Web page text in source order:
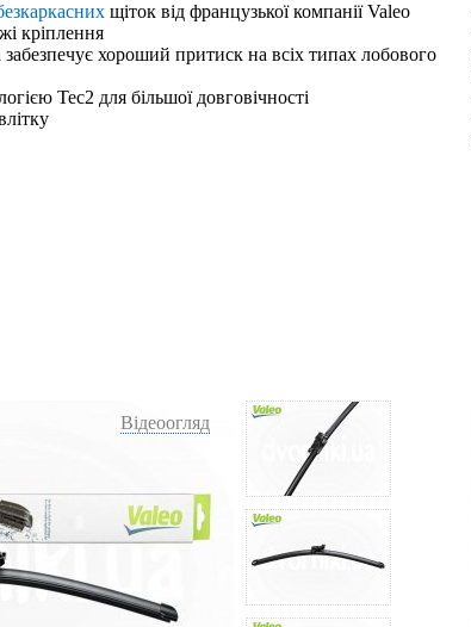
щіток від французької компанії Valeo
кріплення
хороший притиск на всіх типах лобового
Tec2 для більшої довговічності
Відеоогляд